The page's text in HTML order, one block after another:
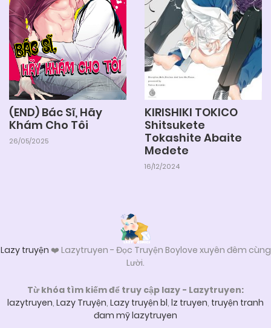
(END) Bác Sĩ, Hãy
Khám Cho Tôi
26/05/2025
KIRISHIKI TOKICO
Shitsukete
Tokashite Abaite
Medete
16/12/2024
Lazy truyện ❤️ Lazytruyen - Đọc Truyện Boylove xuyên đêm cùng
Lười.
Từ khóa tìm kiếm để truy cập lazy - Lazytruyen:
lazytruyen, Lazy Truyện, Lazy truyện bl, lz truyen, truyện tranh
đam mỹ lazytruyen